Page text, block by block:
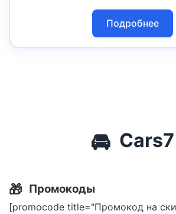
Подробнее
🚘 Cars7
🎁 Промокоды
[promocode title="Промокод на